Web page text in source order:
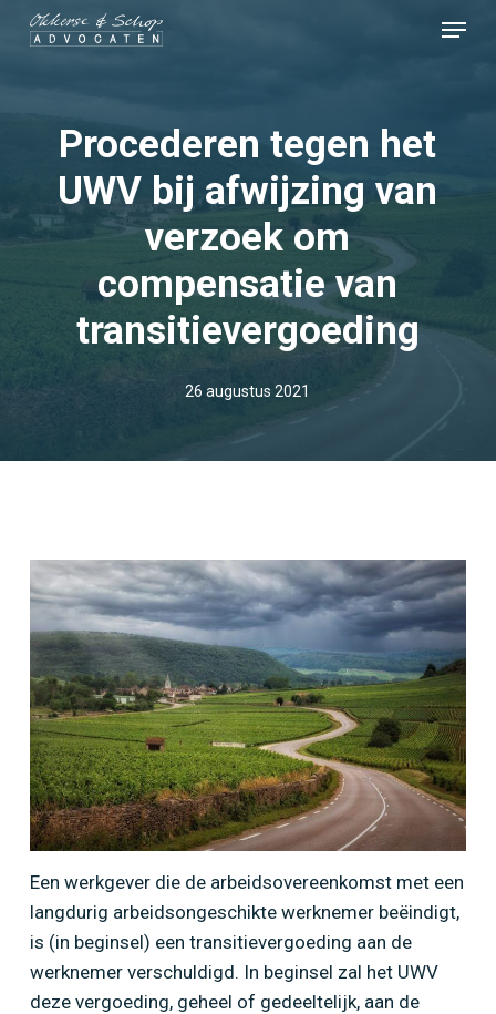
Skip
Menu
Procederen tegen het
UWV bij afwijzing van
verzoek om
compensatie van
transitievergoeding
26 augustus 2021
Home»Procederen tegen het UWV bij afwijzing
van verzoek om compensatie van
transitievergoeding
Een werkgever die de arbeidsovereenkomst met een
langdurig arbeidsongeschikte werknemer beëindigt,
is (in beginsel) een transitievergoeding aan de
werknemer verschuldigd. In beginsel zal het UWV
deze vergoeding, geheel of gedeeltelijk, aan de